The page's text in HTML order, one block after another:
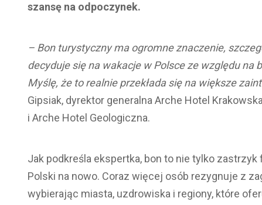
szansę na odpoczynek.
– Bon turystyczny ma ogromne znaczenie,
decyduje się na wakacje w Polsce ze względu na
Myślę, że to realnie przekłada się na większe
Gipsiak, dyrektor generalna Arche Hotel Krakowska
i Arche Hotel Geologiczna.
Jak podkreśla ekspertka, bon to nie tylko
Polski na nowo. Coraz więcej osób rezygnuje z
wybierając miasta, uzdrowiska i regiony, które